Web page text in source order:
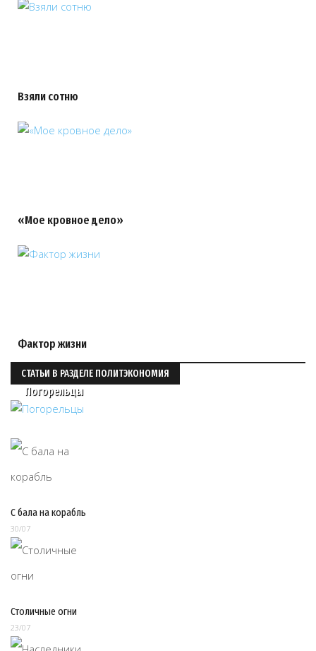
Взяли сотню
«Мое кровное дело»
Фактор жизни
СТАТЬИ В РАЗДЕЛЕ ПОЛИТЭКОНОМИЯ
Погорельцы
С бала на корабль
30/07
Столичные огни
23/07